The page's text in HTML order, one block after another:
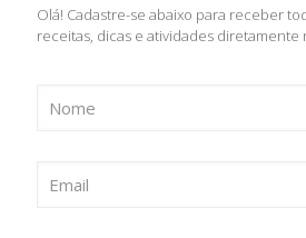
Olá! Cadastre-se abaixo para receber
receitas, dicas e atividades diretamente